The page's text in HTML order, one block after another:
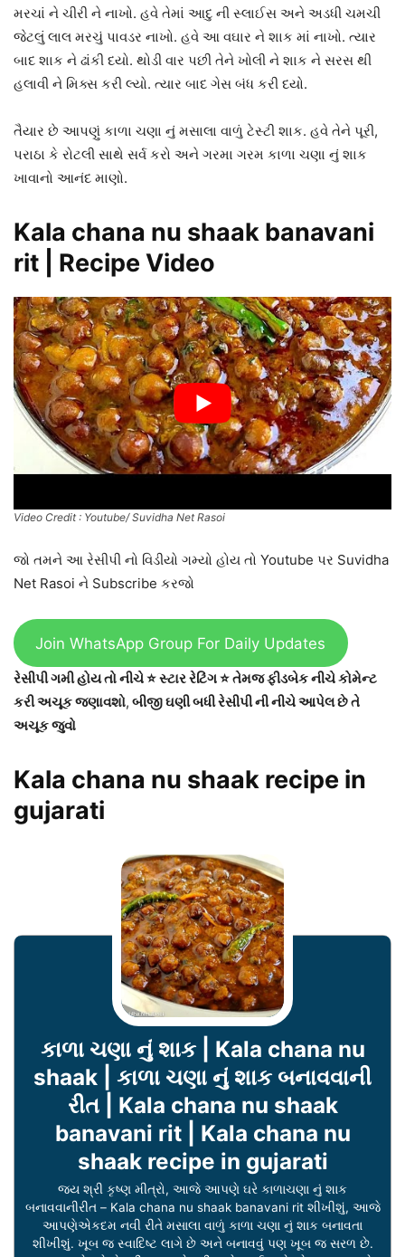
મરચાં ને ચીરી ને નાખો. હવે તેમાં આદુ ની સ્લાઈસ અને અડધી ચમચી
જેટલું લાલ મરચું પાવડર નાખો. હવે આ વઘાર ને શાક માં નાખો. ત્યાર
બાદ શાક ને ઢાંકી દયો. થોડી વાર પછી તેને ખોલી ને શાક ને સરસ થી
હલાવી ને મિક્સ કરી લ્યો. ત્યાર બાદ ગેસ બંધ કરી દયો.
તૈયાર છે આપણું કાળા ચણા નું મસાલા વાળું ટેસ્ટી શાક. હવે તેને પૂરી,
પરાઠા કે રોટલી સાથે સર્વ કરો અને ગરમા ગરમ કાળા ચણા નું શાક
ખાવાનો આનંદ માણો.
Kala chana nu shaak banavani
rit | Recipe Video
Video Credit : Youtube/ Suvidha Net Rasoi
જો તમને આ રેસીપી નો વિડીયો ગમ્યો હોય તો Youtube પર Suvidha
Net Rasoi ને Subscribe કરજો
Join WhatsApp Group For Daily Updates
રેસીપી ગમી હોય તો નીચે ⭐ સ્ટાર રેટિંગ ⭐ તેમજ ફીડબેક નીચે કોમેન્ટ
કરી અચૂક જણાવશો, બીજી ઘણી બધી રેસીપી ની નીચે આપેલ છે તે
અચૂક જુવો
Kala chana nu shaak recipe in
gujarati
કાળા ચણા નું શાક | Kala chana nu
shaak | કાળા ચણા નું શાક બનાવવાની
રીત | Kala chana nu shaak
banavani rit | Kala chana nu
shaak recipe in gujarati
જય શ્રી કૃષ્ણ મીત્રો, આજે આપણે ઘરે કાળાચણા નું શાક
બનાવવાનીરીત – Kala chana nu shaak banavani rit શીખીશું, આજે
આપણેએકદમ નવી રીતે મસાલા વાળું કાળા ચણા નું શાક બનાવતા
શીખીશું. ખૂબ જ સ્વાદિષ્ટ લાગે છે અને બનાવવું પણ ખૂબ જ સરળ છે.